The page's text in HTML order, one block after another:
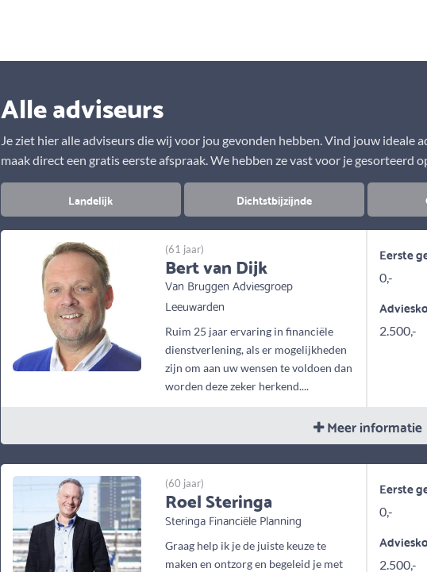
Alle adviseurs
Je ziet hier alle adviseurs die wij voor jou gevonden hebben. Vind jouw ideale
maak direct een gratis eerste afspraak. We hebben ze vast voor je gesorteerd
Landelijk Dichtstbijzijnde
(61 jaar)
Bert van Dijk
Van Bruggen Adviesgroep
Leeuwarden
Ruim 25 jaar ervaring in financiële
dienstverlening, als er mogelijkheden
zijn om aan uw wensen te voldoen dan
worden deze zeker herkend....
Eerste
0,-
2.500,-
Meer informatie
(60 jaar)
Roel Steringa
Steringa Financiële Planning
Graag help ik je de juiste keuze te
maken en ontzorg en begeleid je met
Eerste
0,-
2.500,-